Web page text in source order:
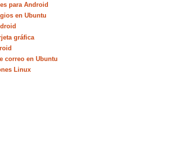
para Android
en Ubuntu
gráfica
correo en Ubuntu
Linux